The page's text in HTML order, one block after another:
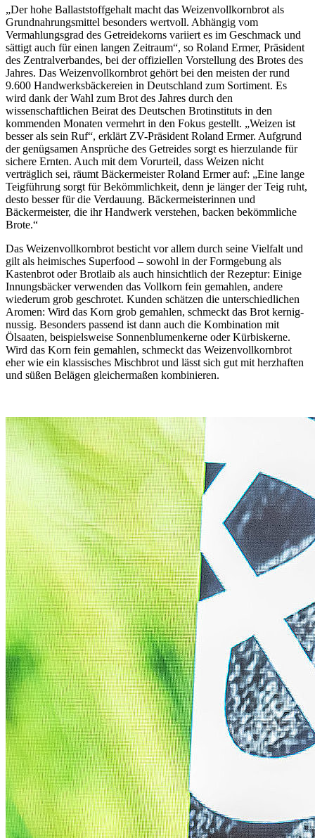
„Der hohe Ballaststoffgehalt macht das Weizenvollkornbrot als
Grundnahrungsmittel besonders wertvoll. Abhängig vom
Vermahlungsgrad des Getreidekorns variiert es im Geschmack und
sättigt auch für einen langen Zeitraum“, so Roland Ermer, Präsident
des Zentralverbandes, bei der offiziellen Vorstellung des Brotes des
Jahres. Das Weizenvollkornbrot gehört bei den meisten der rund
9.600 Handwerksbäckereien in Deutschland zum Sortiment. Es
wird dank der Wahl zum Brot des Jahres durch den
wissenschaftlichen Beirat des Deutschen Brotinstituts in den
kommenden Monaten vermehrt in den Fokus gestellt. „Weizen ist
besser als sein Ruf“, erklärt ZV-Präsident Roland Ermer. Aufgrund
der genügsamen Ansprüche des Getreides sorgt es hierzulande für
sichere Ernten. Auch mit dem Vorurteil, dass Weizen nicht
verträglich sei, räumt Bäckermeister Roland Ermer auf: „Eine lange
Teigführung sorgt für Bekömmlichkeit, denn je länger der Teig ruht,
desto besser für die Verdauung. Bäckermeisterinnen und
Bäckermeister, die ihr Handwerk verstehen, backen bekömmliche
Brote.“
Das Weizenvollkornbrot besticht vor allem durch seine Vielfalt und
gilt als heimisches Superfood – sowohl in der Formgebung als
Kastenbrot oder Brotlaib als auch hinsichtlich der Rezeptur: Einige
Innungsbäcker verwenden das Vollkorn fein gemahlen, andere
wiederum grob geschrotet. Kunden schätzen die unterschiedlichen
Aromen: Wird das Korn grob gemahlen, schmeckt das Brot kernig-
nussig. Besonders passend ist dann auch die Kombination mit
Ölsaaten, beispielsweise Sonnenblumenkerne oder Kürbiskerne.
Wird das Korn fein gemahlen, schmeckt das Weizenvollkornbrot
eher wie ein klassisches Mischbrot und lässt sich gut mit herzhaften
und süßen Belägen gleichermaßen kombinieren.